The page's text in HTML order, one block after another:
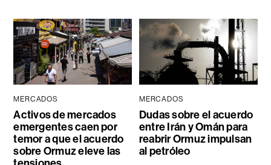
MERCADOS
Activos de mercados
emergentes caen por
temor a que el acuerdo
sobre Ormuz eleve las
MERCADOS
Dudas sobre el acuerdo
entre Irán y Omán para
reabrir Ormuz impulsan
al petróleo